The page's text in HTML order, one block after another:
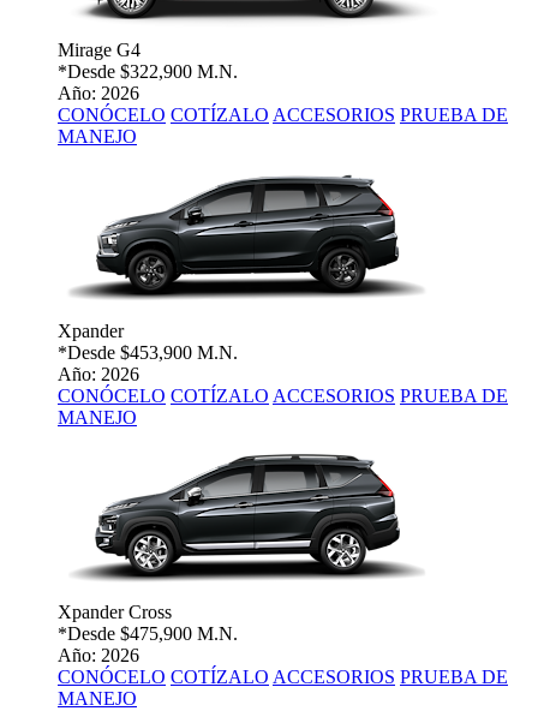
Mirage G4
*Desde $322,900 M.N.
Año: 2026
CONÓCELO COTÍZALO ACCESORIOS PRUEBA DE
MANEJO
Xpander
*Desde $453,900 M.N.
Año: 2026
CONÓCELO COTÍZALO ACCESORIOS PRUEBA DE
MANEJO
Xpander Cross
*Desde $475,900 M.N.
Año: 2026
CONÓCELO COTÍZALO ACCESORIOS PRUEBA DE
MANEJO